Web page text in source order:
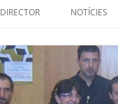
DIRECTOR NOTÍCIES